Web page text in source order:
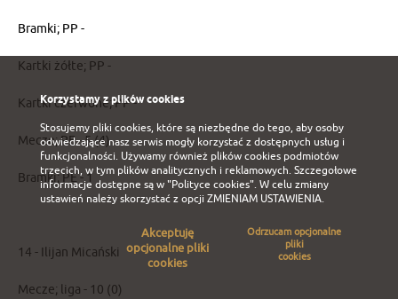
Bramki; PP -
Kartki żółte; PP -
Kartki czerwone; PP -
Mecze; PE - 5 (4)
Bramki; PE - 1
14 - Ilijan Micański
Mecze; liga - 10 (0)
Korzystamy z plików cookies
Stosujemy pliki cookies, które są niezbędne do tego, aby osoby
odwiedzające nasz serwis mogły korzystać z dostępnych usług i
funkcjonalności. Używamy również plików cookies podmiotów
trzecich, w tym plików analitycznych i reklamowych. Szczegołowe
informacje dostępne są w"Polityce cookies". W celu zmiany
ustawień należy skorzystać z opcji ZMIENIAM USTAWIENIA.
Akceptuję
opcjonalne pliki
cookies
Odrzucam opcjonalne
pliki
cookies